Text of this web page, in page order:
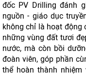
đốc PV Drilling đánh
nguồn - giáo dục
không chỉ là hoạt động
những vùng đất tươi
nước, mà còn bồi
đoàn viên, góp phần
thể hoàn thành